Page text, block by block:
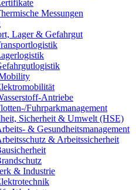
Messungen
Lager & Gefahrgut
Antriebe
Fuhrparkmanagement
Sicherheit & Umwelt (HSE)
& Gesundheitsmanagement
& Arbeitssicherheit
& Industrie